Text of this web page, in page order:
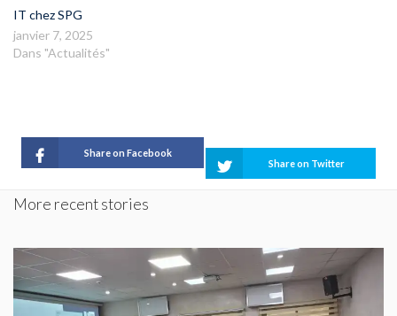
IT chez SPG
janvier 7, 2025
Dans "Actualités"
Share on Facebook
Share on Twitter
More recent stories